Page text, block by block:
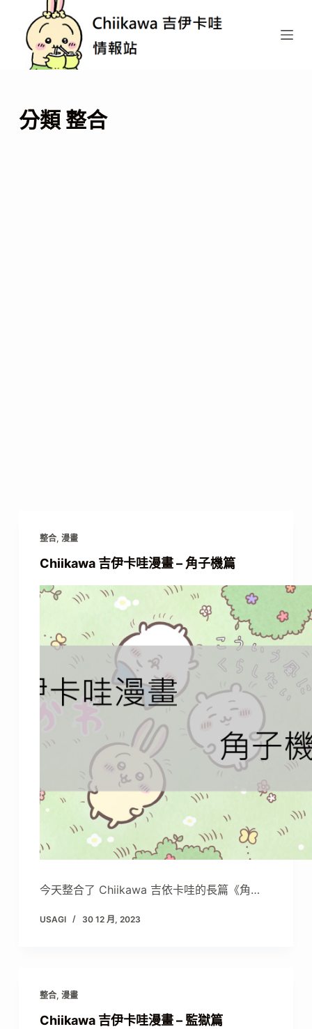
容
分類整合
整合, 漫畫
Chiikawa 吉伊卡哇漫畫 – 角子機篇
今天整合了 Chiikawa 吉依卡哇的長篇《角…
USAGI 30 12 月, 2023
整合, 漫畫
Chiikawa 吉伊卡哇漫畫 – 監獄篇